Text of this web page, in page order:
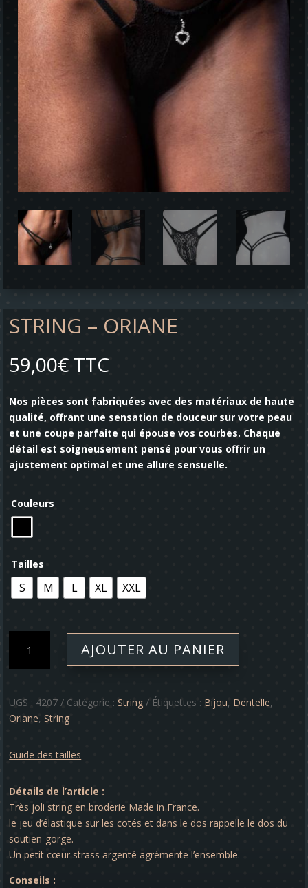
STRING – ORIANE
59,00€ TTC
Nos pièces sont fabriquées avec des matériaux de haute
qualité, offrant une sensation de douceur sur votre peau
et une coupe parfaite qui épouse vos courbes. Chaque
détail est soigneusement pensé pour vous offrir un
ajustement optimal et une allure sensuelle.
Couleurs
Tailles
S M L XL XXL
String
Oriane
AJOUTER AU PANIER
UGS : 4207 Catégorie :String Étiquettes : Bijou, Dentelle,
Oriane,String
Guide des tailles
Détails de l’article :
Très joli string en broderie Made in France.
le jeu d’élastique sur les cotés et dans le dos rappelle le dos du
soutien-gorge.
Un petit cœur strass argenté agrémente l’ensemble.
Conseils :